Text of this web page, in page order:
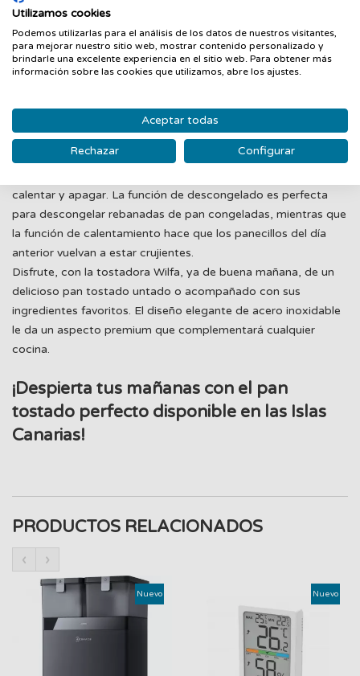
La tostadora Wilfa CT-1000S incluye ajustes de temperatura
regulables para adaptarse a las preferencias individuales de
cada usuario. Con esta función, se obtiene un tostado
empezar bien el día.
Funciones adicionales
calentar y apagar. La función de descongelado es perfecta
para descongelar rebanadas de pan congeladas, mientras que
la función de calentamiento hace que los panecillos del día
anterior vuelvan a estar crujientes.
Disfrute, con la tostadora Wilfa, ya de buena mañana, de un
delicioso pan tostado untado o acompañado con sus
ingredientes favoritos. El diseño elegante de acero inoxidable
le da un aspecto premium que complementará cualquier
cocina.
¡Despierta tus mañanas con el pan
tostado perfecto disponible en las Islas
Canarias!
PRODUCTOS RELACIONADOS
‹ ›
Nuevo Nuevo
Utilizamos cookies
Podemos utilizarlas para el análisis de los datos de nuestros visitantes,
para mejorar nuestro sitio web, mostrar contenido personalizado y
brindarle una excelente experiencia en el sitio web. Para obtener más
información sobre las cookies que utilizamos, abre los ajustes.
Aceptar todas
Rechazar Configurar